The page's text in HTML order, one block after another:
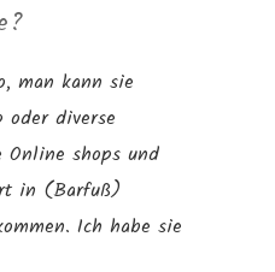
man kann sie
diverse
shops und
in (Barfuß)
Ich habe sie